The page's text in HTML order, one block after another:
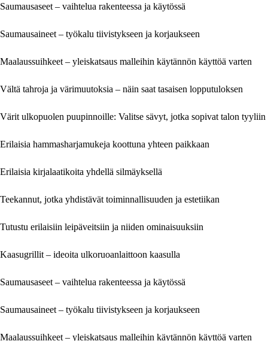
Saumausaseet – vaihtelua rakenteessa ja käytössä
Saumausaineet – työkalu tiivistykseen ja korjaukseen
Maalaussuihkeet – yleiskatsaus malleihin käytännön käyttöä varten
Vältä tahroja ja värimuutoksia – näin saat tasaisen lopputuloksen
Värit ulkopuolen puupinnoille: Valitse sävyt, jotka sopivat talon tyyliin
Erilaisia hammasharjamukeja koottuna yhteen paikkaan
Erilaisia kirjalaatikoita yhdellä silmäyksellä
Teekannut, jotka yhdistävät toiminnallisuuden ja estetiikan
Tutustu erilaisiin leipäveitsiin ja niiden ominaisuuksiin
Kaasugrillit – ideoita ulkoruoanlaittoon kaasulla
Saumausaseet – vaihtelua rakenteessa ja käytössä
Saumausaineet – työkalu tiivistykseen ja korjaukseen
Maalaussuihkeet – yleiskatsaus malleihin käytännön käyttöä varten